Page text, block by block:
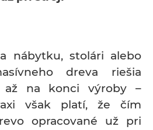
nábytku, stolári alebo
dreva riešia
až na konci výroby –
však platí, že čím
opracované už pri